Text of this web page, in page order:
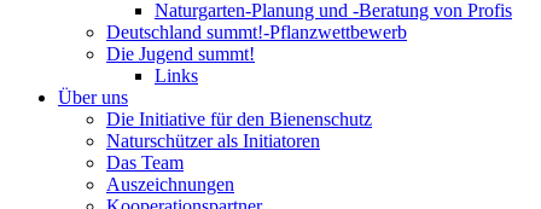
Naturgarten-Planung und -Beratung von Profis
Deutschland summt!-Pflanzwettbewerb
Die Jugend summt!
Links
Über uns
Die Initiative für den Bienenschutz
Naturschützer als Initiatoren
Das Team
Auszeichnungen